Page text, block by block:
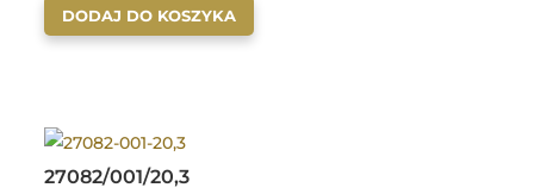
DODAJ DO KOSZYKA
27082/001/20,3